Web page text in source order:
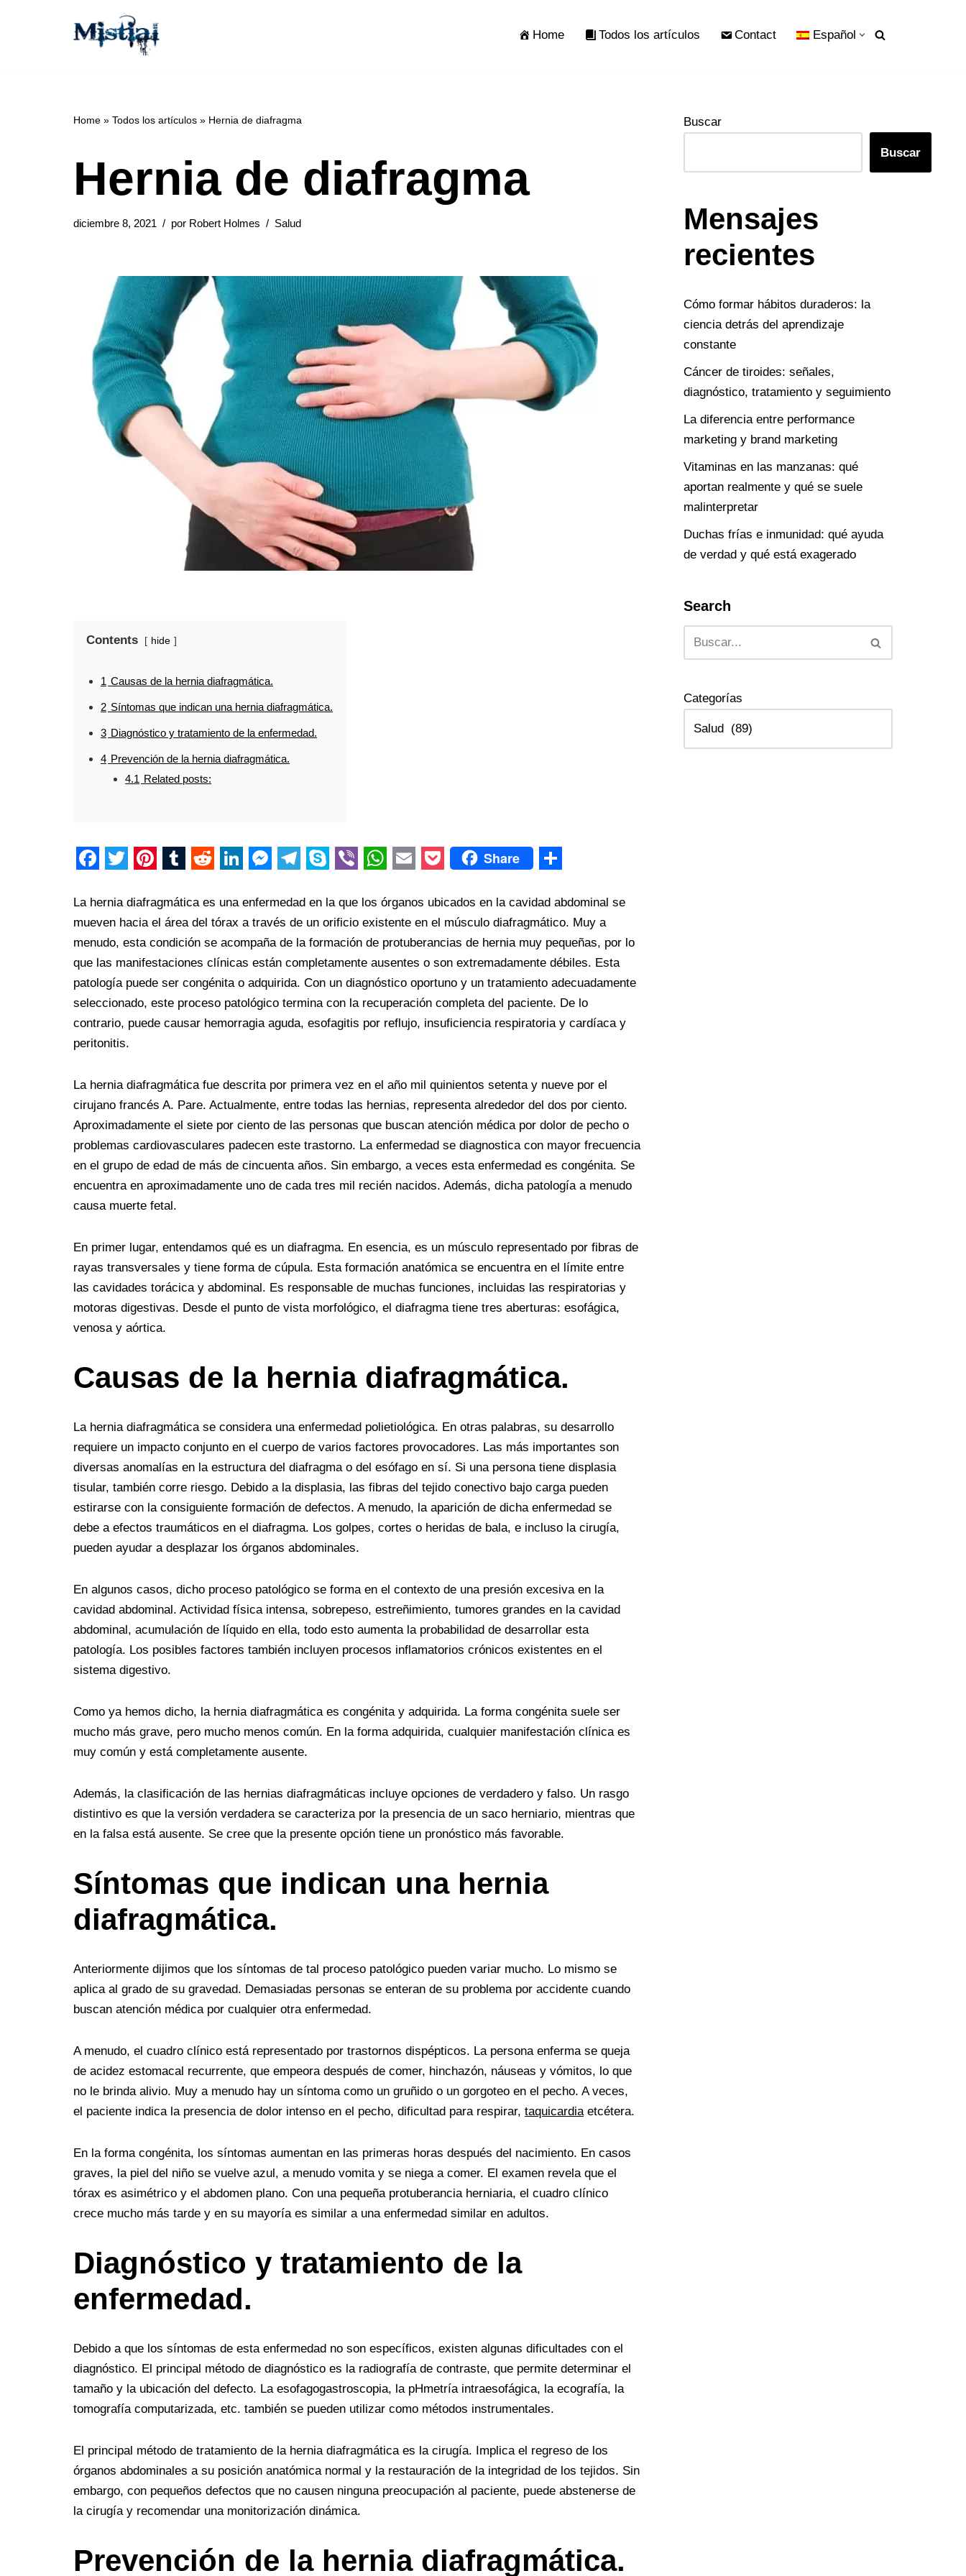
Home Todos los artículos Contact Español
Home » Todos los artículos » Hernia de diafragma
Hernia de diafragma
diciembre 8, 2021 por Robert Holmes Salud
Contents hide
1 Causas de la hernia diafragmática.
2 Síntomas que indican una hernia diafragmática.
3 Diagnóstico y tratamiento de la enfermedad.
4 Prevención de la hernia diafragmática.
4.1 Related posts:
a
c
e
b
o
o
k
w
i
t
t
e
r
i
n
t
e
r
e
u
m
b
l
r
e
d
d
i
t
i
n
k
e
d
I
e
s
s
e
n
g
e
l
e
g
r
a
k
y
p
e
i
b
e
r
h
a
t
s
A
p
m
a
i
l
o
c
k
e
t
Share
h
a
r
e
La hernia diafragmática es una enfermedad en la que los órganos ubicados en la cavidad abdominal se
mueven hacia el área del tórax a través de un orificio existente en el músculo diafragmático. Muy a
menudo, esta condición se acompaña de la formación de protuberancias de hernia muy pequeñas, por lo
que las manifestaciones clínicas están completamente ausentes o son extremadamente débiles. Esta
patología puede ser congénita o adquirida. Con un diagnóstico oportuno y un tratamiento adecuadamente
seleccionado, este proceso patológico termina con la recuperación completa del paciente. De lo
contrario, puede causar hemorragia aguda, esofagitis por reflujo, insuficiencia respiratoria y cardíaca y
peritonitis.
La hernia diafragmática fue descrita por primera vez en el año mil quinientos setenta y nueve por el
cirujano francés A. Pare. Actualmente, entre todas las hernias, representa alrededor del dos por ciento.
Aproximadamente el siete por ciento de las personas que buscan atención médica por dolor de pecho o
problemas cardiovasculares padecen este trastorno. La enfermedad se diagnostica con mayor frecuencia
en el grupo de edad de más de cincuenta años. Sin embargo, a veces esta enfermedad es congénita. Se
encuentra en aproximadamente uno de cada tres mil recién nacidos. Además, dicha patología a menudo
causa muerte fetal.
En primer lugar, entendamos qué es un diafragma. En esencia, es un músculo representado por fibras de
rayas transversales y tiene forma de cúpula. Esta formación anatómica se encuentra en el límite entre
las cavidades torácica y abdominal. Es responsable de muchas funciones, incluidas las respiratorias y
motoras digestivas. Desde el punto de vista morfológico, el diafragma tiene tres aberturas: esofágica,
venosa y aórtica.
Causas de la hernia diafragmática.
La hernia diafragmática se considera una enfermedad polietiológica. En otras palabras, su desarrollo
requiere un impacto conjunto en el cuerpo de varios factores provocadores. Las más importantes son
diversas anomalías en la estructura del diafragma o del esófago en sí. Si una persona tiene displasia
tisular, también corre riesgo. Debido a la displasia, las fibras del tejido conectivo bajo carga pueden
estirarse con la consiguiente formación de defectos. A menudo, la aparición de dicha enfermedad se
debe a efectos traumáticos en el diafragma. Los golpes, cortes o heridas de bala, e incluso la cirugía,
pueden ayudar a desplazar los órganos abdominales.
En algunos casos, dicho proceso patológico se forma en el contexto de una presión excesiva en la
cavidad abdominal. Actividad física intensa, sobrepeso, estreñimiento, tumores grandes en la cavidad
abdominal, acumulación de líquido en ella, todo esto aumenta la probabilidad de desarrollar esta
patología. Los posibles factores también incluyen procesos inflamatorios crónicos existentes en el
sistema digestivo.
Como ya hemos dicho, la hernia diafragmática es congénita y adquirida. La forma congénita suele ser
mucho más grave, pero mucho menos común. En la forma adquirida, cualquier manifestación clínica es
muy común y está completamente ausente.
Además, la clasificación de las hernias diafragmáticas incluye opciones de verdadero y falso. Un rasgo
distintivo es que la versión verdadera se caracteriza por la presencia de un saco herniario, mientras que
en la falsa está ausente. Se cree que la presente opción tiene un pronóstico más favorable.
Síntomas que indican una hernia
diafragmática.
Anteriormente dijimos que los síntomas de tal proceso patológico pueden variar mucho. Lo mismo se
aplica al grado de su gravedad. Demasiadas personas se enteran de su problema por accidente cuando
buscan atención médica por cualquier otra enfermedad.
A menudo, el cuadro clínico está representado por trastornos dispépticos. La persona enferma se queja
de acidez estomacal recurrente, que empeora después de comer, hinchazón, náuseas y vómitos, lo que
no le brinda alivio. Muy a menudo hay un síntoma como un gruñido o un gorgoteo en el pecho. A veces,
el paciente indica la presencia de dolor intenso en el pecho, dificultad para respirar, taquicardia etcétera.
En la forma congénita, los síntomas aumentan en las primeras horas después del nacimiento. En casos
graves, la piel del niño se vuelve azul, a menudo vomita y se niega a comer. El examen revela que el
tórax es asimétrico y el abdomen plano. Con una pequeña protuberancia herniaria, el cuadro clínico
crece mucho más tarde y en su mayoría es similar a una enfermedad similar en adultos.
Diagnóstico y tratamiento de la
enfermedad.
Debido a que los síntomas de esta enfermedad no son específicos, existen algunas dificultades con el
diagnóstico. El principal método de diagnóstico es la radiografía de contraste, que permite determinar el
tamaño y la ubicación del defecto. La esofagogastroscopia, la pHmetría intraesofágica, la ecografía, la
tomografía computarizada, etc. también se pueden utilizar como métodos instrumentales.
El principal método de tratamiento de la hernia diafragmática es la cirugía. Implica el regreso de los
órganos abdominales a su posición anatómica normal y la restauración de la integridad de los tejidos. Sin
embargo, con pequeños defectos que no causen ninguna preocupación al paciente, puede abstenerse de
la cirugía y recomendar una monitorización dinámica.
Prevención de la hernia diafragmática.
Buscar
Buscar
Mensajes
recientes
Cómo formar hábitos duraderos: la
ciencia detrás del aprendizaje
constante
Cáncer de tiroides: señales,
diagnóstico, tratamiento y seguimiento
La diferencia entre performance
marketing y brand marketing
Vitaminas en las manzanas: qué
aportan realmente y qué se suele
malinterpretar
Duchas frías e inmunidad: qué ayuda
de verdad y qué está exagerado
Search
Categorías